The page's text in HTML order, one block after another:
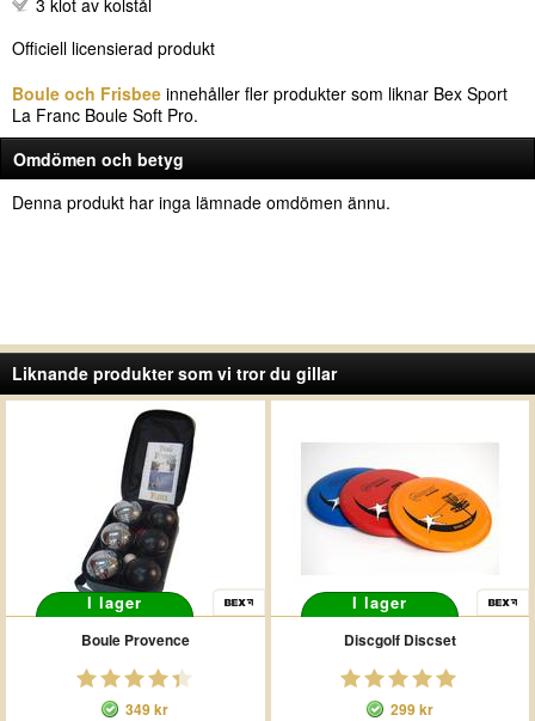
3 klot av kolstål
Officiell licensierad produkt
Boule och Frisbee innehåller fler produkter som liknar Bex Sport
La Franc Boule Soft Pro.
Omdömen och betyg
Denna produkt har inga lämnade omdömen ännu.
Liknande produkter som vi tror du gillar
I lager
Boule Provence
349 kr
I lager
Discgolf Discset
299 kr